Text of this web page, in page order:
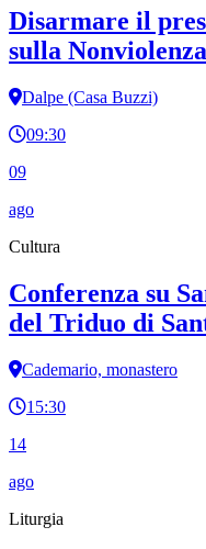
Disarmare il
sulla
Dalpe (Casa Buzzi)
09:30
09
ago
Cultura
Conferenza su
del Triduo di
Cademario, monastero
15:30
14
ago
Liturgia